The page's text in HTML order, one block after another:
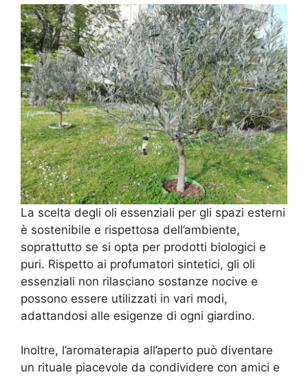
La scelta degli oli essenziali per gli spazi esterni
è sostenibile e rispettosa dell’ambiente,
soprattutto se si opta per prodotti biologici e
puri. Rispetto ai profumatori sintetici, gli oli
essenziali non rilasciano sostanze nocive e
possono essere utilizzati in vari modi,
adattandosi alle esigenze di ogni giardino.
Inoltre, l’aromaterapia all’aperto può diventare
un rituale piacevole da condividere con amici e